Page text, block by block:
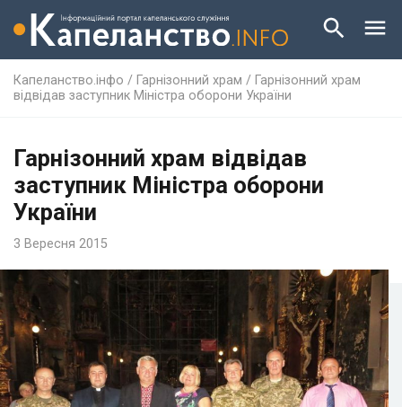
Капеланство.інфо / Гарнізонний храм / Гарнізонний храм
відвідав заступник Міністра оборони України
Гарнізонний храм відвідав
заступник Міністра оборони
України
3 Вересня 2015